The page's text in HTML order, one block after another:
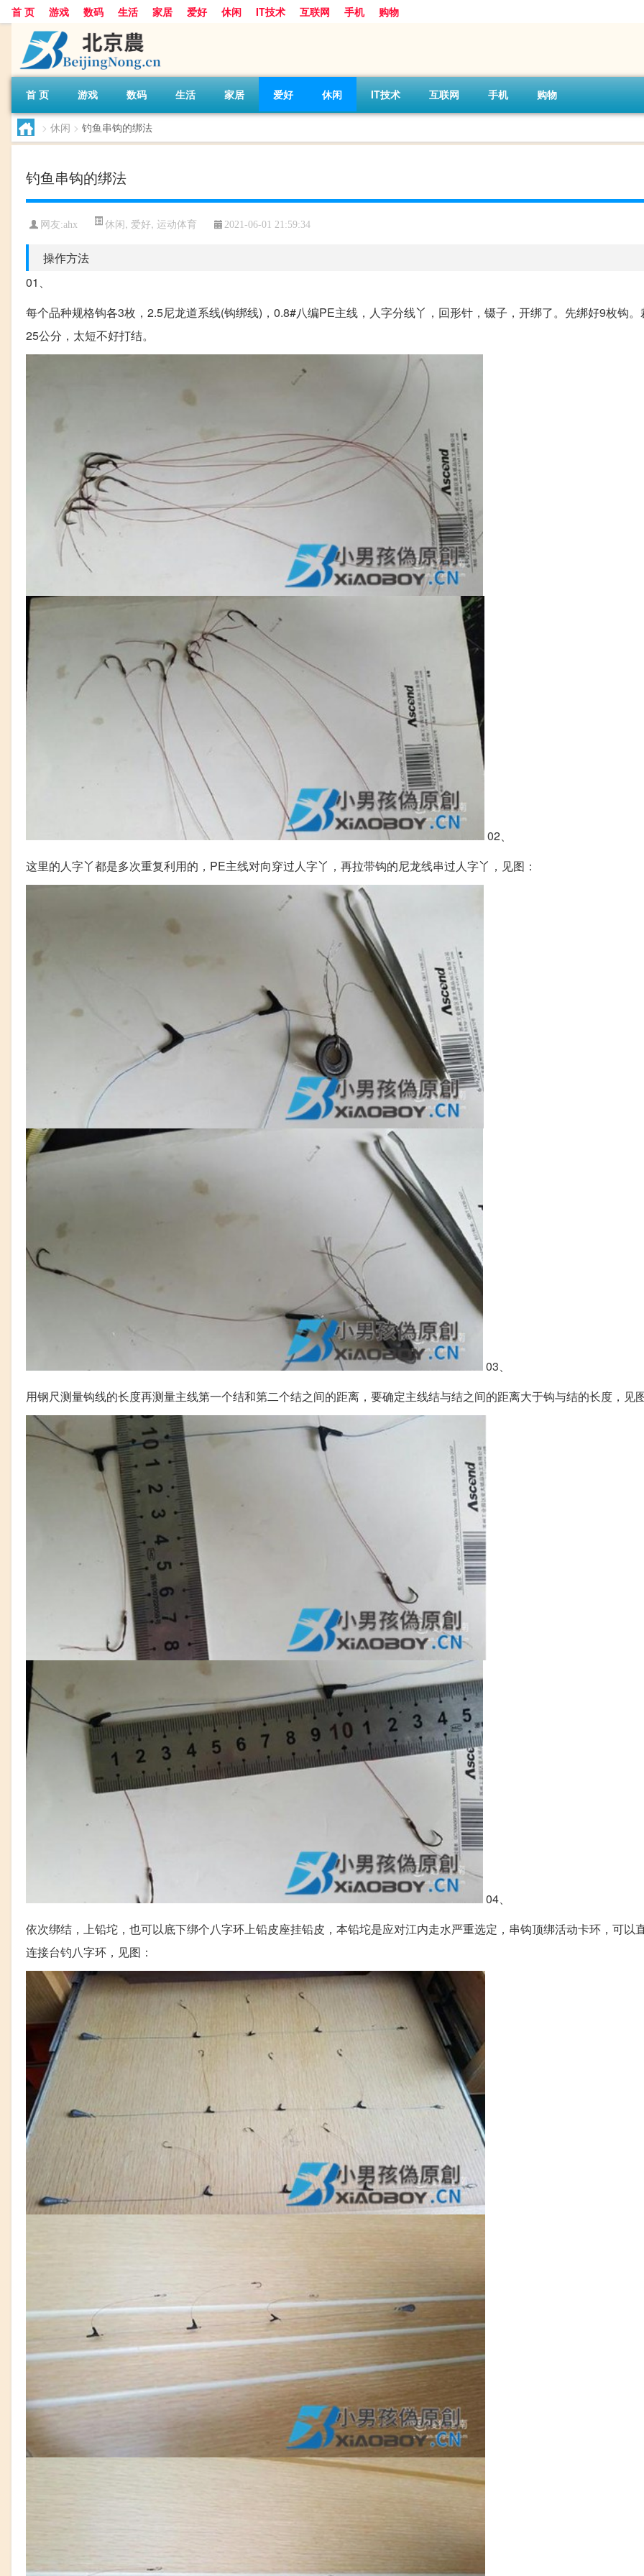
首 页 游戏 数码 生活 家居 爱好 休闲 IT技术 互联网 手机 购物
首 页 游戏 数码 生活 家居 爱好 休闲 IT技术 互联网 手机 购物
> 休闲 > 钓鱼串钩的绑法
钓鱼串钩的绑法
网友:ahx 休闲, 爱好, 运动体育 2021-06-01 21:59:34
操作方法
01、
每个品种规格钩各3枚，2.5尼龙道系线(钩绑线)，0.8#八编PE主线，人字分线丫，回形针，镊子，开绑了。先绑好9枚钩。
25公分，太短不好打结。
02、
这里的人字丫都是多次重复利用的，PE主线对向穿过人字丫，再拉带钩的尼龙线串过人字丫，见图：
03、
用钢尺测量钩线的长度再测量主线第一个结和第二个结之间的距离，要确定主线结与结之间的距离大于钩与结的长度，见
04、
依次绑结，上铅坨，也可以底下绑个八字环上铅皮座挂铅皮，本铅坨是应对江内走水严重选定，串钩顶绑活动卡环，可以
连接台钓八字环，见图：